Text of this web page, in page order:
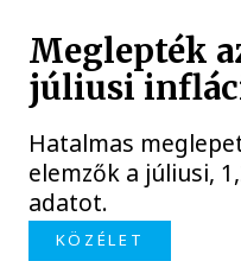
Meglepték
júliusi
Hatalmas
elemzők a júliusi,
adatot.
KÖZÉLET